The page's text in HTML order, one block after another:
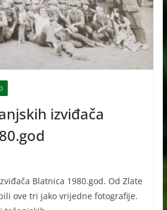
izviđača
Blatnica 1980.god. Od Zlate
ove tri jako vrijedne fotografije.